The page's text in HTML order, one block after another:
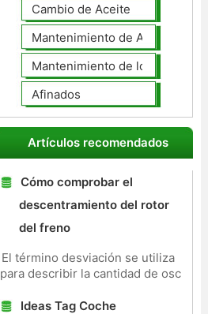
Cambio de Aceite
Mantenimiento de Automotores
Mantenimiento de los
Afinados
Artículos recomendados
Cómo comprobar el
descentramiento del rotor
del freno
El término desviación se utiliza
para describir la cantidad de osc
Ideas Tag Coche